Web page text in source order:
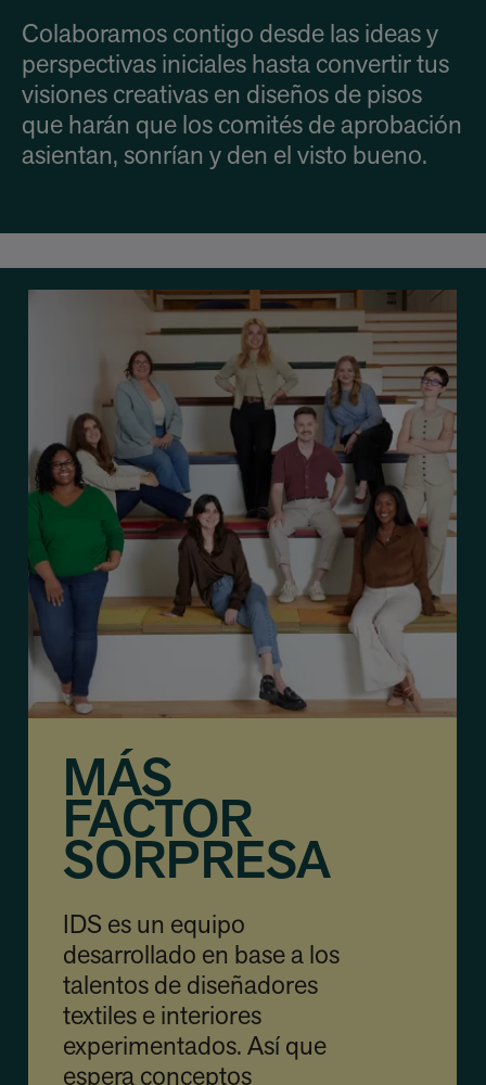
Colaboramos contigo desde las ideas y
perspectivas iniciales hasta convertir tus
visiones creativas en diseños de pisos
que harán que los comités de aprobación
asientan, sonrían y den el visto bueno.
MÁS
FACTOR
SORPRESA
IDS es un equipo
desarrollado en base a los
talentos de diseñadores
textiles e interiores
experimentados. Así que
espera conceptos